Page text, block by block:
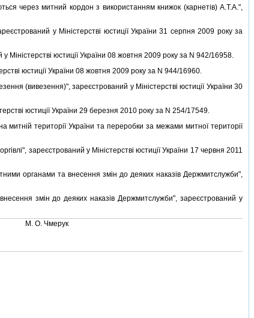
через митний кордон з використанням книжок (карнетiв) А.Т.А.",
у Мiнiстерствi юстицiї України 31 серпня 2009 року за
Мiнiстерствi юстицiї України 08 жовтня 2009 року за N 942/16958.
юстицiї України 08 жовтня 2009 року за N 944/16960.
(вивезення)", зареєстрований у Мiнiстерствi юстицiї України 30
юстицiї України 29 березня 2010 року за N 254/17549.
територiї України та переробки за межами митної територiї
зареєстрований у Мiнiстерствi юстицiї України 17 червня 2011
органами та внесення змiн до деяких наказiв Держмитслужби",
змiн до деяких наказiв Держмитслужби", зареєстрований у
М. О. Чмерук